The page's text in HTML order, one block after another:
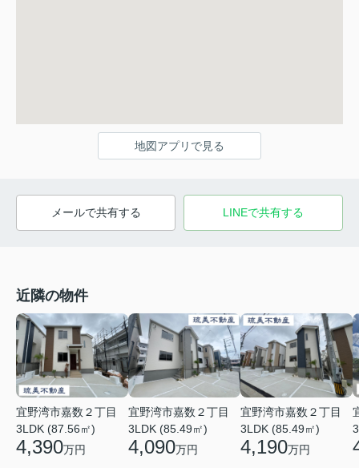
地図アプリで見る
メールで共有する LINEで共有する
近隣の物件
宜野湾市嘉数２丁目
3LDK (87.56㎡)
4,390万円
宜野湾市嘉数２丁目
3LDK (85.49㎡)
4,090万円
宜野湾市嘉数２丁目
3LDK (85.49㎡)
4,190万円